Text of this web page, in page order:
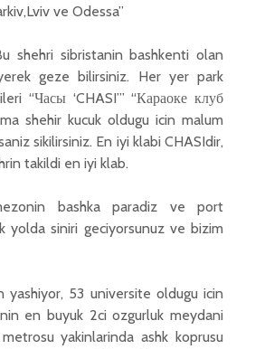
ve Odessa”
shehri sibristanin bashkenti olan
geze bilirsiniz. Her yer park
“Часы ‘CHASI’” “Караоке клуб
shehir kucuk oldugu icin malum
sikilirsiniz. En iyi klabi CHASIdir,
takildi en iyi klab.
bashka paradiz ve port
yolda siniri geciyorsunuz ve bizim
yashiyor, 53 universite oldugu icin
en buyuk 2ci ozgurluk meydani
yakinlarinda ashk koprusu